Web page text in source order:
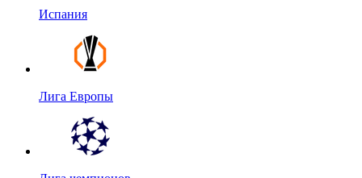
Испания
Лига Европы